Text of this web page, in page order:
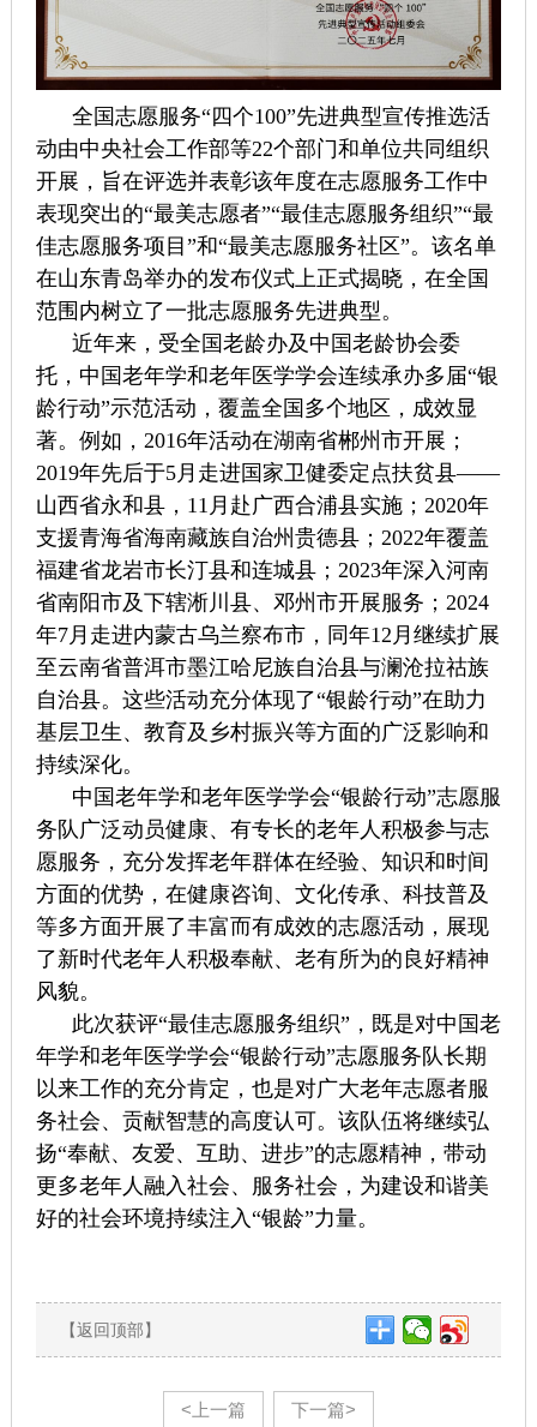
全国志愿服务“四个100”先进典型宣传推选活
动由中央社会工作部等22个部门和单位共同组织
开展，旨在评选并表彰该年度在志愿服务工作中
表现突出的“最美志愿者”“最佳志愿服务组织”“最
佳志愿服务项目”和“最美志愿服务社区”。该名单
在山东青岛举办的发布仪式上正式揭晓，在全国
范围内树立了一批志愿服务先进典型。
近年来，受全国老龄办及中国老龄协会委
托，中国老年学和老年医学学会连续承办多届“银
龄行动”示范活动，覆盖全国多个地区，成效显
著。例如，2016年活动在湖南省郴州市开展；
2019年先后于5月走进国家卫健委定点扶贫县——
山西省永和县，11月赴广西合浦县实施；2020年
支援青海省海南藏族自治州贵德县；2022年覆盖
福建省龙岩市长汀县和连城县；2023年深入河南
省南阳市及下辖淅川县、邓州市开展服务；2024
年7月走进内蒙古乌兰察布市，同年12月继续扩展
至云南省普洱市墨江哈尼族自治县与澜沧拉祜族
自治县。这些活动充分体现了“银龄行动”在助力
基层卫生、教育及乡村振兴等方面的广泛影响和
持续深化。
中国老年学和老年医学学会“银龄行动”志愿服
务队广泛动员健康、有专长的老年人积极参与志
愿服务，充分发挥老年群体在经验、知识和时间
方面的优势，在健康咨询、文化传承、科技普及
等多方面开展了丰富而有成效的志愿活动，展现
了新时代老年人积极奉献、老有所为的良好精神
风貌。
此次获评“最佳志愿服务组织”，既是对中国老
年学和老年医学学会“银龄行动”志愿服务队长期
以来工作的充分肯定，也是对广大老年志愿者服
务社会、贡献智慧的高度认可。该队伍将继续弘
扬“奉献、友爱、互助、进步”的志愿精神，带动
更多老年人融入社会、服务社会，为建设和谐美
好的社会环境持续注入“银龄”力量。
【返回顶部】
<上一篇 下一篇>